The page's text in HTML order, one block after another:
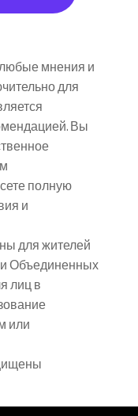
мнения и
для
Вы
полную
и
для жителей
Объединенных
лиц в
или